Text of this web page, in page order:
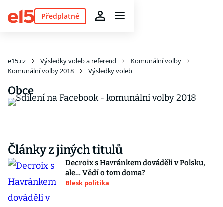
Předplatné
e15.cz Výsledky voleb a referend
Komunální volby
Komunální volby 2018
Výsledky voleb
Obce
Články z jiných titulů
Decroix s Havránkem dováděli v Polsku,
ale… Vědí o tom doma?
Blesk politika